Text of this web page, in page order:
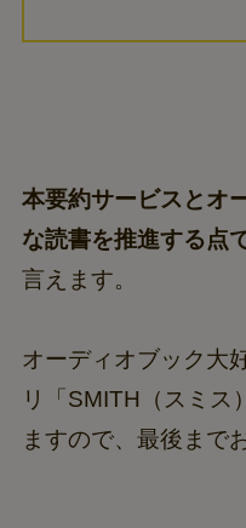
本要約サービスとオ
な読書を推進する点
言えます。
オーディオブック大
リ「SMITH（スミス
ますので、最後まで